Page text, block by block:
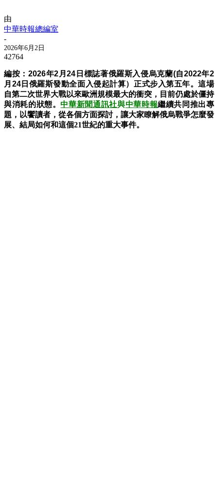
由
中華時報總編室
-
2026年6月2日
42764
編按： 2026年2月24日標誌著俄羅斯入侵烏克蘭(自2022年2
月24日 俄羅斯發動全面入侵起計算）正式步入第五年。這場
自第二次世界大戰以來歐洲規模最大的衝突，目前仍處於僵持
與消耗的狀態。中華新聞通訊社與中華時報繼續共同推出專
題，以饗讀者，從各個方面探討，讓大家瞭解俄烏戰爭怎麼發
展、結局如何和這個21世紀的重大事件。